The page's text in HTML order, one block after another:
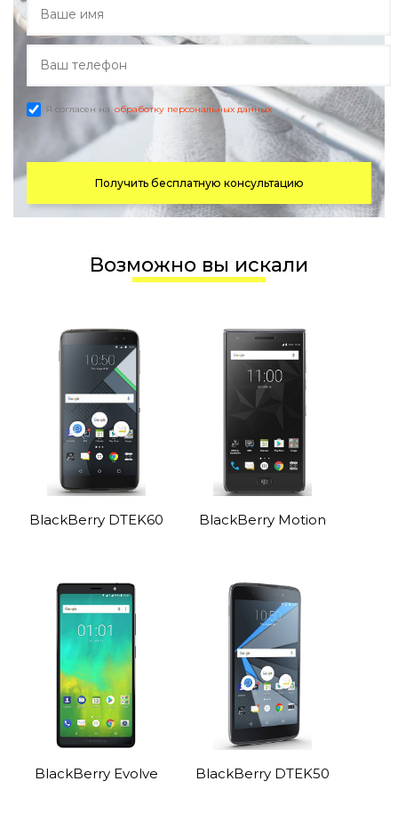
Я согласен на обработку персональных данных
Получить бесплатную консультацию
Возможно вы искали
BlackBerry DTEK60 BlackBerry Motion
BlackBerry Evolve BlackBerry DTEK50